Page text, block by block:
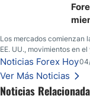
yen; el peso mexicano ve
Los mercados comienzan
EE. UU., movimientos en
seguridad en Bitcoin y
Noticias Forex Hoy
Ver Más Noticias
Noticias